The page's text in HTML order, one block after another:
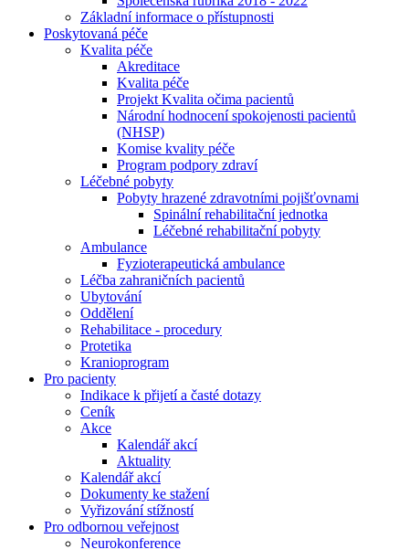
Základní informace o přístupnosti
Poskytovaná péče
Kvalita péče
Akreditace
Kvalita péče
Projekt Kvalita očima pacientů
Národní hodnocení spokojenosti pacientů
(NHSP)
Komise kvality péče
Program podpory zdraví
Léčebné pobyty
Pobyty hrazené zdravotními pojišťovnami
Spinální rehabilitační jednotka
Léčebné rehabilitační pobyty
Ambulance
Fyzioterapeutická ambulance
Léčba zahraničních pacientů
Ubytování
Oddělení
Rehabilitace - procedury
Protetika
Kranioprogram
Pro pacienty
Indikace k přijetí a časté dotazy
Ceník
Akce
Kalendář akcí
Aktuality
Kalendář akcí
Dokumenty ke stažení
Vyřizování stížností
Pro odbornou veřejnost
Neurokonference